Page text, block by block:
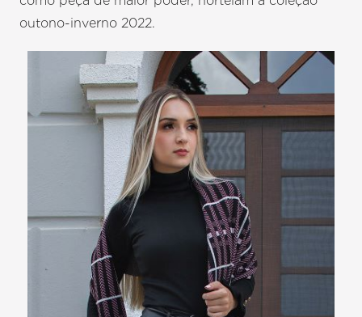
outono-inverno 2022.